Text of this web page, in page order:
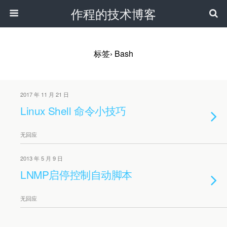
作程的技术博客
标签› Bash
2017 年 11 月 21 日
Linux Shell 命令小技巧
无回应
2013 年 5 月 9 日
LNMP启停控制自动脚本
无回应